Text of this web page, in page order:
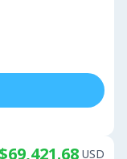
$69,421.68 USD